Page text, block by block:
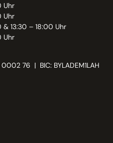
Uhr
Uhr
13:30 – 18:00 Uhr
Uhr
76 | BIC: BYLADEM1LAH